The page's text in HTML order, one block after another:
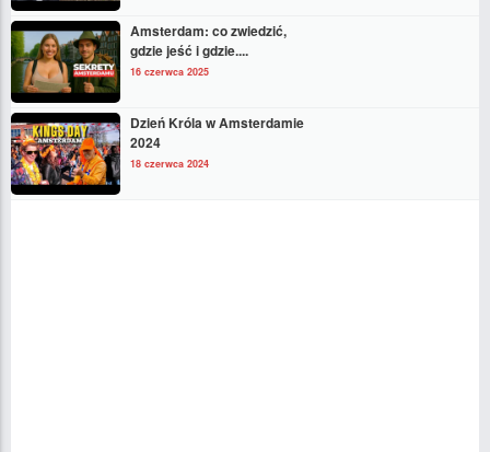
Amsterdam: co zwiedzić,
gdzie jeść i gdzie....
16 czerwca 2025
Dzień Króla w Amsterdamie
2024
18 czerwca 2024